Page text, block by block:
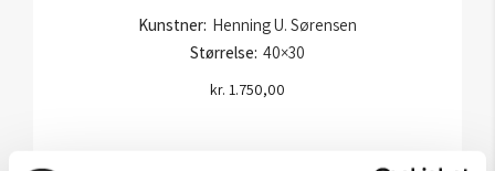
Kunstner: Henning U. Sørensen
Størrelse: 40×30
kr. 1.750,00